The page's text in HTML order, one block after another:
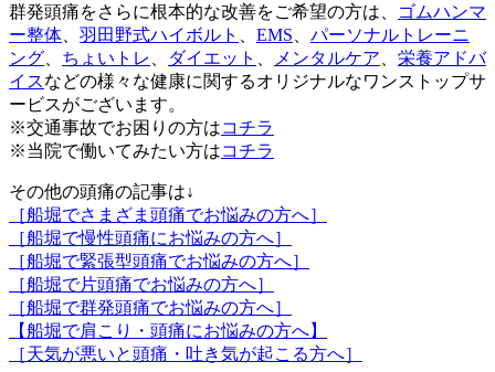
群発頭痛をさらに根本的な改善をご希望の方は、
ゴムハンマ
ー整体
羽田野式ハイボルト EMS
パーソナルトレーニ
ング
ちょいトレ ダイエット メンタルケア
栄養アドバ
イスなどの様々な健康に関するオリジナルなワンストップサ
ービスがございます。
※交通事故でお困りの方はコチラ
※当院で働いてみたい方はコチラ
その他の頭痛の記事は↓
［船堀でさまざま頭痛でお悩みの方へ］
［船堀で慢性頭痛にお悩みの方へ］
［船堀で緊張型頭痛でお悩みの方へ］
［船堀で片頭痛でお悩みの方へ］
［船堀で群発頭痛でお悩みの方へ］
【船堀で肩こり・頭痛にお悩みの方へ】
［天気が悪いと頭痛・吐き気が起こる方へ］